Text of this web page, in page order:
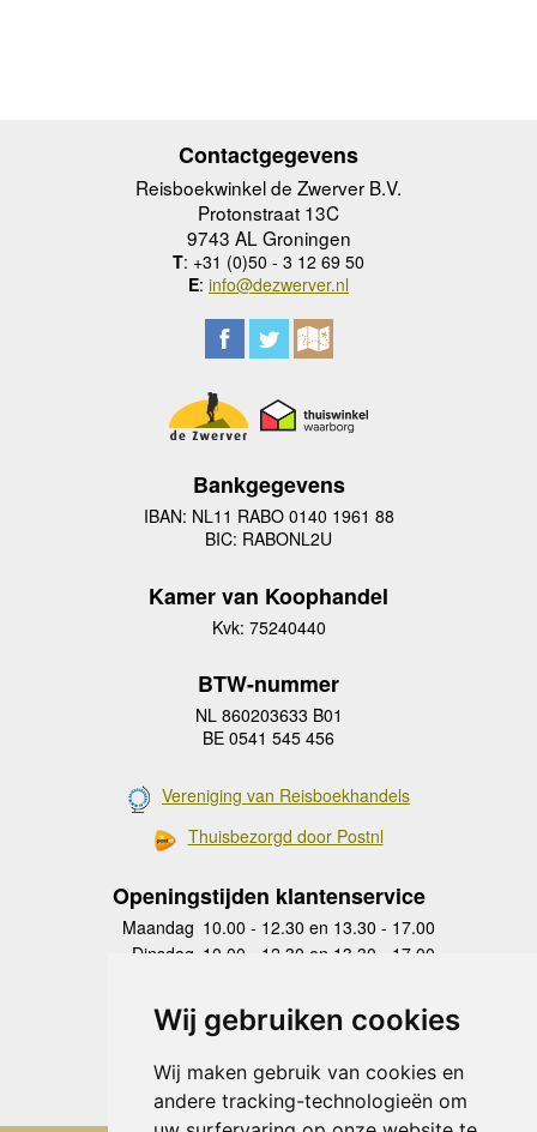
Wij gebruiken cookies
Wij maken gebruik van cookies en
andere tracking-technologieën om
Contactgegevens
Reisboekwinkel de Zwerver B.V.
Protonstraat 13C
9743 AL Groningen
T: +31 (0)50 - 3 12 69 50
E: info@dezwerver.nl
Bankgegevens
IBAN: NL11 RABO 0140 1961 88
BIC: RABONL2U
Kamer van Koophandel
Kvk: 75240440
BTW-nummer
NL 860203633 B01
BE 0541 545 456
Vereniging van Reisboekhandels
Thuisbezorgd door Postnl
Openingstijden klantenservice
Maandag 10.00 - 12.30 en 13.30 - 17.00
Dinsdag 10.00 - 12.30 en 13.30 - 17.00
Donderdag
10.00 - 12.30 en 13.30 - 17.00
Vrijdag 10.00 - 12.30 en 13.30 - 17.00
Zaterdag
gesloten
Zondag gesloten